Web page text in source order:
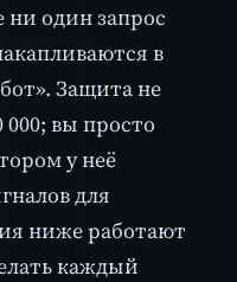
ни один запрос
в
Защита не
000; вы просто
у неё
для
ниже работают
каждый